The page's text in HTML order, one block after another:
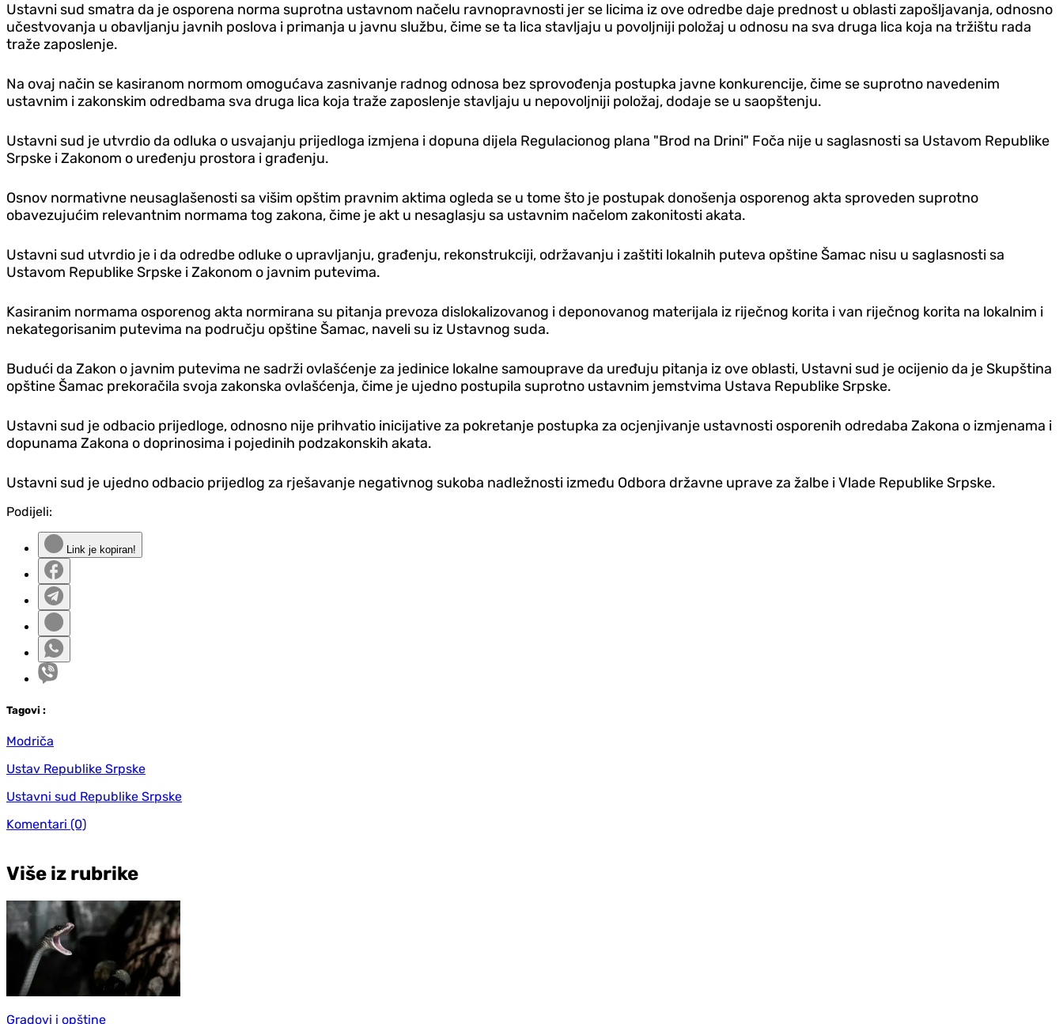
Ustavni sud smatra da je osporena norma suprotna ustavnom načelu ravnopravnosti jer se licima iz ove odredbe daje prednost u oblasti zapošljavanja, odnosno
učestvovanja u obavljanju javnih poslova i primanja u javnu službu, čime se ta lica stavljaju u povoljniji položaj u odnosu na sva druga lica koja na tržištu rada
traže zaposlenje.
Na ovaj način se kasiranom normom omogućava zasnivanje radnog odnosa bez sprovođenja postupka javne konkurencije, čime se suprotno navedenim
ustavnim i zakonskim odredbama sva druga lica koja traže zaposlenje stavljaju u nepovoljniji položaj, dodaje se u saopštenju.
Ustavni sud je utvrdio da odluka o usvajanju prijedloga izmjena i dopuna dijela Regulacionog plana "Brod na Drini" Foča nije u saglasnosti sa Ustavom Republike
Srpske i Zakonom o uređenju prostora i građenju.
Osnov normativne neusaglašenosti sa višim opštim pravnim aktima ogleda se u tome što je postupak donošenja osporenog akta sproveden suprotno
obavezujućim relevantnim normama tog zakona, čime je akt u nesaglasju sa ustavnim načelom zakonitosti akata.
Ustavni sud utvrdio je i da odredbe odluke o upravljanju, građenju, rekonstrukciji, održavanju i zaštiti lokalnih puteva opštine Šamac nisu u saglasnosti sa
Ustavom Republike Srpske i Zakonom o javnim putevima.
Kasiranim normama osporenog akta normirana su pitanja prevoza dislokalizovanog i deponovanog materijala iz riječnog korita i van riječnog korita na lokalnim i
nekategorisanim putevima na području opštine Šamac, naveli su iz Ustavnog suda.
Budući da Zakon o javnim putevima ne sadrži ovlašćenje za jedinice lokalne samouprave da uređuju pitanja iz ove oblasti, Ustavni sud je ocijenio da je Skupština
opštine Šamac prekoračila svoja zakonska ovlašćenja, čime je ujedno postupila suprotno ustavnim jemstvima Ustava Republike Srpske.
Ustavni sud je odbacio prijedloge, odnosno nije prihvatio inicijative za pokretanje postupka za ocjenjivanje ustavnosti osporenih odredaba Zakona o izmjenama i
dopunama Zakona o doprinosima i pojedinih podzakonskih akata.
Ustavni sud je ujedno odbacio prijedlog za rješavanje negativnog sukoba nadležnosti između Odbora državne uprave za žalbe i Vlade Republike Srpske.
Podijeli:
Link je kopiran!
Tagovi :
Modriča
Ustav Republike Srpske
Ustavni sud Republike Srpske
Komentari (0)
Više iz rubrike
Gradovi i opštine